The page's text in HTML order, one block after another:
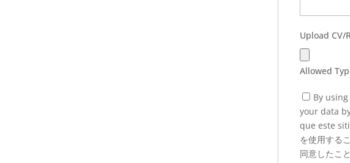
Upload CV/
Allowed
By
your data
que este
を使用する
同意したこ